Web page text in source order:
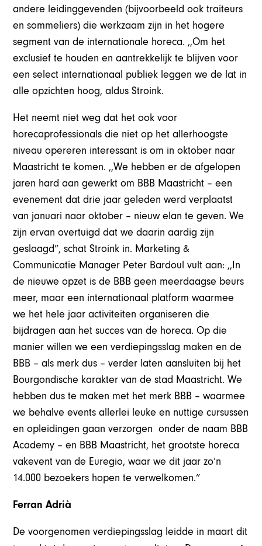
andere leidinggevenden (bijvoorbeeld ook traiteurs
en sommeliers) die werkzaam zijn in het hogere
segment van de internationale horeca. ,,Om het
exclusief te houden en aantrekkelijk te blijven voor
een select internationaal publiek leggen we de lat in
alle opzichten hoog, aldus Stroink.
Het neemt niet weg dat het ook voor
horecaprofessionals die niet op het allerhoogste
niveau opereren interessant is om in oktober naar
Maastricht te komen. ,,We hebben er de afgelopen
jaren hard aan gewerkt om BBB Maastricht – een
evenement dat drie jaar geleden werd verplaatst
van januari naar oktober – nieuw elan te geven. We
zijn ervan overtuigd dat we daarin aardig zijn
geslaagd”, schat Stroink in. Marketing &
Communicatie Manager Peter Bardoul vult aan: ,,In
de nieuwe opzet is de BBB geen meerdaagse beurs
meer, maar een internationaal platform waarmee
we het hele jaar activiteiten organiseren die
bijdragen aan het succes van de horeca. Op die
manier willen we een verdiepingsslag maken en de
BBB – als merk dus – verder laten aansluiten bij het
Bourgondische karakter van de stad Maastricht. We
hebben dus te maken met het merk BBB – waarmee
we behalve events allerlei leuke en nuttige cursussen
en opleidingen gaan verzorgen onder de naam BBB
Academy – en BBB Maastricht, het grootste horeca
vakevent van de Euregio, waar we dit jaar zo’n
14.000 bezoekers hopen te verwelkomen.”
Ferran Adrià
De voorgenomen verdiepingsslag leidde in maart dit